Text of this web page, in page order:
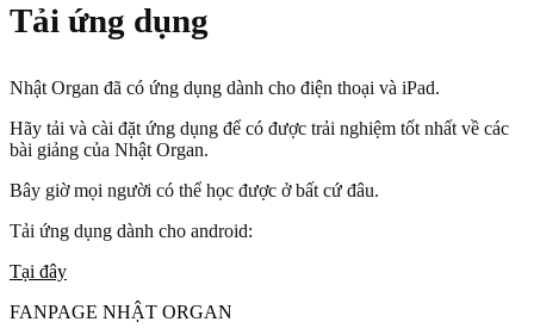
Tải ứng dụng
Nhật Organ đã có ứng dụng dành cho điện thoại và iPad.
Hãy tải và cài đặt ứng dụng để có được trải nghiệm tốt nhất về các
bài giảng của Nhật Organ.
Bây giờ mọi người có thể học được ở bất cứ đâu.
Tải ứng dụng dành cho android:
Tại đây
FANPAGE NHẬT ORGAN